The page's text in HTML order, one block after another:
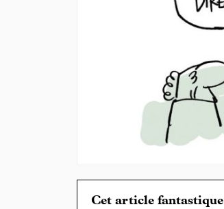
Cet article